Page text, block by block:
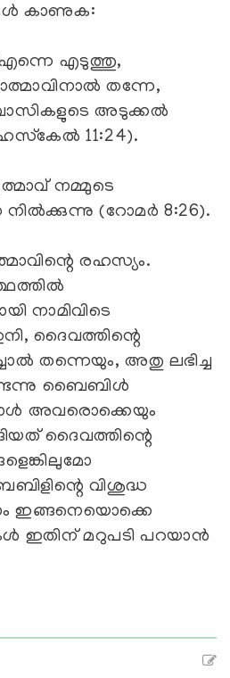
കാണുക:
എടുത്തു,
തന്നേ,
അടുക്കല്‍
11:24).
നമ്മുടെ
(റോമര്‍ 8:26).
രഹസ്യം.
നാമിവിടെ
ദൈവത്തിന്റെ
തന്നെയും, അതു ലഭിച്ച
ബൈബിള്‍
അവരൊക്കെയും
ദൈവത്തിന്റെ
വിശുദ്ധ
ഇങ്ങനെയൊക്കെ
ഇതിന് മറുപടി പറയാന്‍